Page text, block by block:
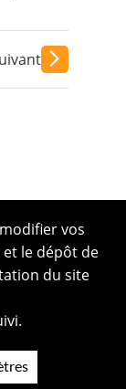
vos
le dépôt de
du site